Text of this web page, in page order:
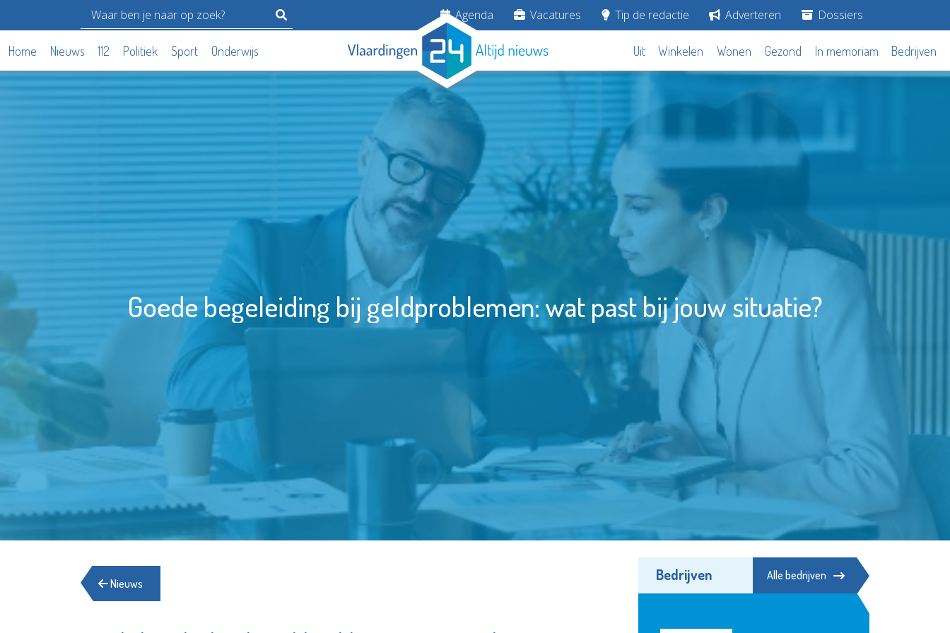
Agenda Vacatures Tip de redactie Adverteren Dossiers
Home Nieuws 112 Politiek Sport Onderwijs Uit Winkelen Wonen Gezond In memoriam Bedrijven
Goede begeleiding bij geldproblemen: wat past bij jouw situatie?
Nieuws Bedrijven Alle bedrijven